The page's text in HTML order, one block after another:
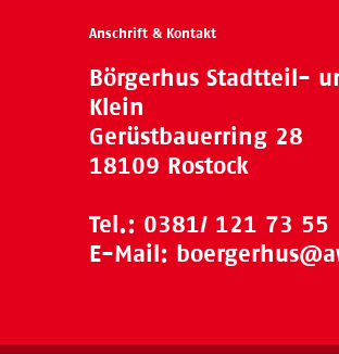
Anschrift & Kontakt
Börgerhus Stadtteil-
Klein
Gerüstbauerring 28
18109 Rostock
Tel.: 0381/ 121 73 55
E-Mail: